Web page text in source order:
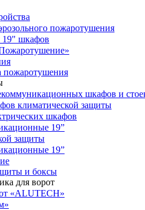
пожаротушения
19" шкафов
пожаротушения
шкафов и
климатической защиты
шкафов
19”
защиты
19”
и боксы
для ворот
«ALUTECH»